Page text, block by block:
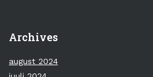
Archives
august 2024